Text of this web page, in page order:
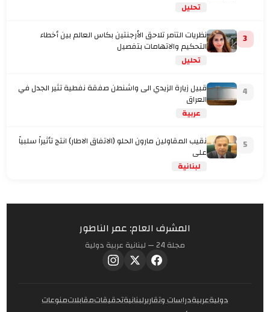
تحليل
3 نظريات التآمر تلاحق الأرجنتين بكاس العالم بين أخطاء
التحكيم والاتهامات بتفصيل
تحليل
4 قبيل زيارة الزيدي الى واشنطن صفقة نفطية تثير الجدل في
العراق
عربية
5 نقيب المقاولين مارون الحلو (الاتفاق الاطار) انتج تأثيراً سلبياً
على
لبنانية
المشرف العام: عمر الناطور
مجلة 24 — لبنانية عربية دولية
دوليةعربيةدراسات وتقاريرلبنانيةتحقيقاتمقابلاتمنوعات